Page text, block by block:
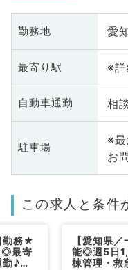
勤務地 愛
最寄り駅 ※
自動車通勤 相
駐車場
※
お
この求人と条件
勤務★
◎最寄
♪外
【愛知県
能◎週5日
棟管理・救